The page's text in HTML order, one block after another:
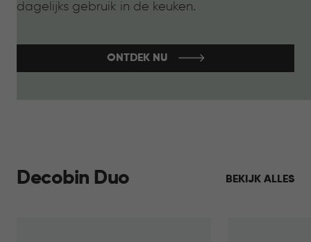
dagelijks gebruik in de keuken.
ONTDEK NU
Decobin Duo BEKIJK ALLES